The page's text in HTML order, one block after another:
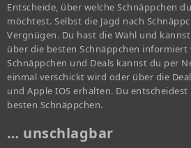
Entscheide, über welche Schnäppchen
möchtest. Selbst die Jagd nach
Vergnügen. Du hast die Wahl und
über die besten Schnäppchen informiert
Schnäppchen und Deals kannst du per
einmal verschickt wird oder über die
und Apple IOS erhalten. Du
besten Schnäppchen.
… unschlagbar